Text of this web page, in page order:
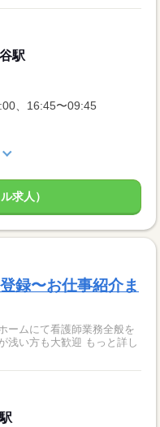
駅
、16:45〜09:45
求人）
録〜お仕事紹介ま
ームにて看護師業務全般を
浅い方も大歓迎 もっと詳し